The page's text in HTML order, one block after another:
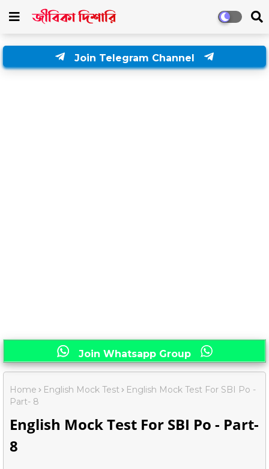
Join Telegram Channel
Join Whatsapp Group
Home English Mock Test
English Mock Test For SBI Po -
Part- 8
English Mock Test For SBI Po - Part-
8